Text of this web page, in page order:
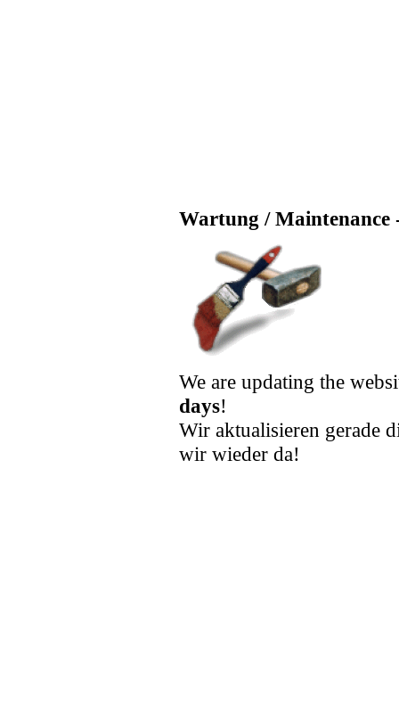
Wartung / Maintenance
We are updating the
days!
Wir aktualisieren gerade
wir wieder da!